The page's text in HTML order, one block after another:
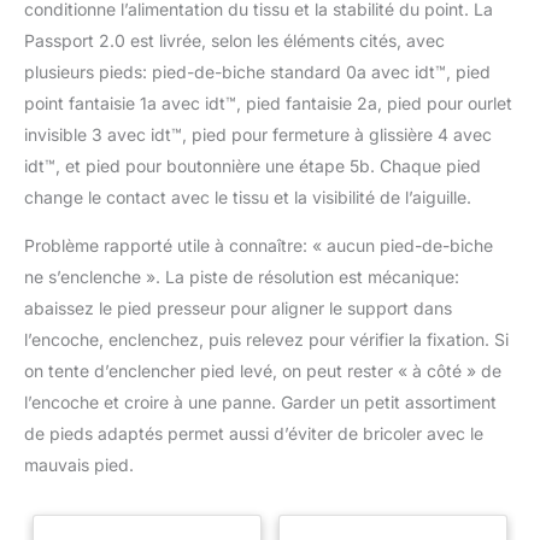
conditionne l’alimentation du tissu et la stabilité du point. La
Passport 2.0 est livrée, selon les éléments cités, avec
plusieurs pieds: pied-de-biche standard 0a avec idt™, pied
point fantaisie 1a avec idt™, pied fantaisie 2a, pied pour ourlet
invisible 3 avec idt™, pied pour fermeture à glissière 4 avec
idt™, et pied pour boutonnière une étape 5b. Chaque pied
change le contact avec le tissu et la visibilité de l’aiguille.
Problème rapporté utile à connaître: « aucun pied-de-biche
ne s’enclenche ». La piste de résolution est mécanique:
abaissez le pied presseur pour aligner le support dans
l’encoche, enclenchez, puis relevez pour vérifier la fixation. Si
on tente d’enclencher pied levé, on peut rester « à côté » de
l’encoche et croire à une panne. Garder un petit assortiment
de pieds adaptés permet aussi d’éviter de bricoler avec le
mauvais pied.